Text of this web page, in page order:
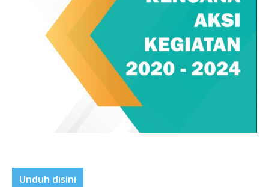
Unduh disini